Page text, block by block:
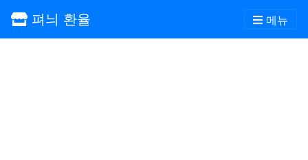
펴늬 환율 메뉴